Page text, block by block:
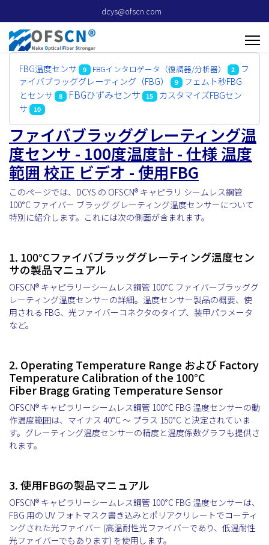
dcys@ofscn.com
FBG温度センサ 9 FBGインタロゲータ（復調器/分析器） 2
フ
ァイバブラッググレーティング（FBG）
9
フェムト秒FBG
とセンサ
8 FBGひずみセンサ 15
カスタマイズFBGセン
サ
10
ファイバブラッググレーティング温
度センサ - 100度温度計 - 仕様 温度
範囲 校正 ビデオ - 使用FBG
このページでは、DCYS の OFSCN® キャピラリ シームレス鋼管
100°C ファイバー ブラッグ グレーティング温度センサーについて
特別に紹介します。これには次の側面が含まれます。
1. 100°Cファイバブラッググレーティング温度セン
サの製品マニュアル
OFSCN® キャピラリーシームレス鋼管 100°C ファイバーブラッググ
レーティング温度センサーの詳細。温度センサー製品の概要、使
用される FBG、光ファイバーコネクタのタイプ、装甲パラメータ
など。
2. Operating Temperature Range および Factory
Temperature Calibration of the 100°C
Fiber Bragg Grating Temperature Sensor
OFSCN® キャピラリーシームレス鋼管 100°C FBG 温度センサーの動
作温度範囲は、マイナス 40°C ～ プラス 150°C と決定されていま
す。グレーティング温度センサーの精度と温度係数グラフも提供さ
れます。
3. 使用FBGの製品マニュアル
OFSCN® キャピラリーシームレス鋼管 100°C FBG 温度センサーは、
FBG 用の UV フォトマスク書き込みとポリアクリレートでコーティ
ングされた光ファイバー (高温耐性光ファイバーであり、低温耐性
光ファイバーでもあります) を使用します。